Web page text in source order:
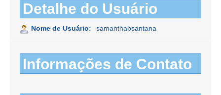
Detalhe do Usuário
Nome de Usuário: samanthabsantana
Informações de Contato